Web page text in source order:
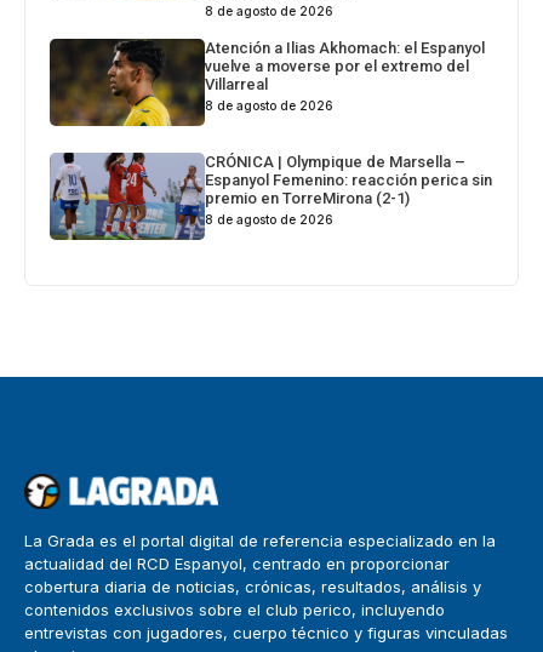
8 de agosto de 2026
Atención a Ilias Akhomach: el Espanyol
vuelve a moverse por el extremo del
Villarreal
8 de agosto de 2026
CRÓNICA | Olympique de Marsella –
Espanyol Femenino: reacción perica sin
premio en TorreMirona (2-1)
8 de agosto de 2026
La Grada es el portal digital de referencia especializado en la
actualidad del RCD Espanyol, centrado en proporcionar
cobertura diaria de noticias, crónicas, resultados, análisis y
contenidos exclusivos sobre el club perico, incluyendo
entrevistas con jugadores, cuerpo técnico y figuras vinculadas